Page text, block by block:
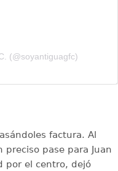
(@soyantiguagfc)
factura. Al
pase para Juan
por el centro, dejó